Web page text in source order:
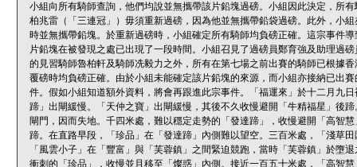
小組向所有騎師查詢，他們均說並無攜帶該片鉛塊過磅。小組因此決定，所
柏兆雷（「三連冠」）毋須重新過磅，因為他並無攜帶鉛袋過磅。此外，小
時並無攜帶鉛塊。於重新過磅時，小組確定所有騎師均負磅正確。這宗事件
片鉛塊在被發現之處已出現了一段時間。小組召見了過磅員鄭育強及助理過
的見習騎師魯柏軒及騎師冼毅力之外，所有在第七場之前出賽的騎師已根據
覆磅時均負磅正確。由於小組未能確定該片鉛塊的來源，而小組亦接納已出
件。假如小組知道額外資料，將會再跟進此宗事件。「福運來」於十二月九
蹄」出閘緩慢。「天仲之寶」出閘緩慢，其後不久收慢避開「牛精福星」後
閘門，因而失地。千四米處，難以穩定走勢的「發達蹄」，收慢避開「高智
蹄。在直路早段，「珍品」在「發達蹄」內側難以望空。三百米處，「淺草
「風雲小子」在「豐富」與「芙蓉鎮」之間緊迫競跑，當時「芙蓉鎮」於墮
衝刺的「珍品」，收慢並且移至「燦惑」內側。接近一百五十米處，「高智